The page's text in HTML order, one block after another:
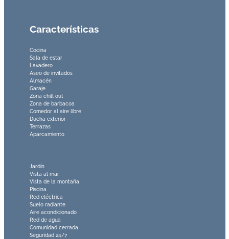
Características
Cocina
Sala de estar
Lavadero
Aseo de invitados
Almacén
Garaje
Zona chill out
Zona de barbacoa
Comedor al aire libre
Ducha exterior
Terrazas
Aparcamiento
Jardín
Vista al mar
Vista de la montaña
Piscina
Red eléctrica
Suelo radiante
Aire acondicionado
Red de agua
Comunidad cerrada
Seguridad 24/7